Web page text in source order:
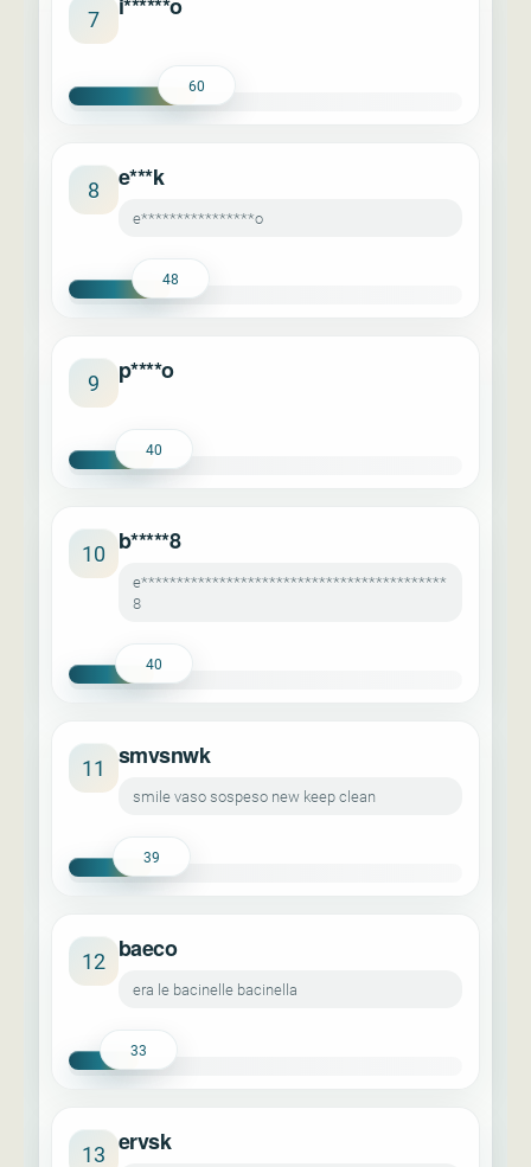
7
60
8 e***k
e****************o
48
9 p****o
40
10 b*****8
e*******************************************
8
40
11 smvsnwk
smile vaso sospeso new keep clean
39
12 baeco
era le bacinelle bacinella
33
13 ervsk